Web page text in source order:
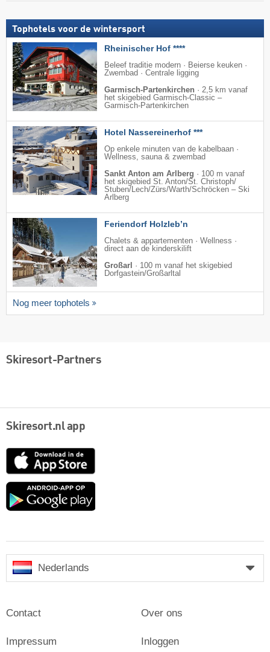
Tophotels voor de wintersport
Rheinischer Hof ****
Beleef traditie modern · Beierse keuken ·
Zwembad · Centrale ligging
Garmisch-Partenkirchen · 2,5 km vanaf
het skigebied Garmisch-Classic –
Garmisch-Partenkirchen
Hotel Nassereinerhof ***
Op enkele minuten van de kabelbaan ·
Wellness, sauna & zwembad
Sankt Anton am Arlberg · 100 m vanaf
het skigebied St. Anton/​St. Christoph/​
Stuben/​Lech/​Zürs/​Warth/​Schröcken – Ski
Arlberg
Feriendorf Holzleb’n
Chalets & appartementen · Wellness ·
direct aan de kinderskilift
Großarl
· 100 m vanaf het skigebied
Dorfgastein/​Großarltal
Nog meer tophotels
Skiresort-Partners
Skiresort.nl app
App
Google
Nederlands
Contact
Impressum
Over ons
Inloggen